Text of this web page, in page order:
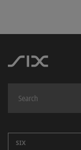
SIX